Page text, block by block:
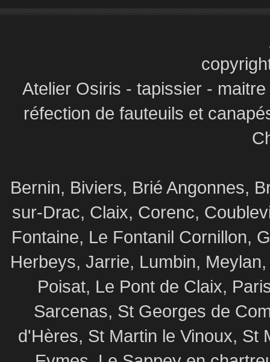
Atelier Osiris - tapissier -
réfection de fauteuils et
Bernin, Biviers, Brié Angonnes,
sur-Drac, Claix, Corenc,
Fontaine, Le Fontanil Cornillon,
Herbeys, Jarrie, Lumbin,
Poisat, Le Pont de Claix,
Sarcenas, St Georges de
d'Hères, St Martin le Vinoux, St